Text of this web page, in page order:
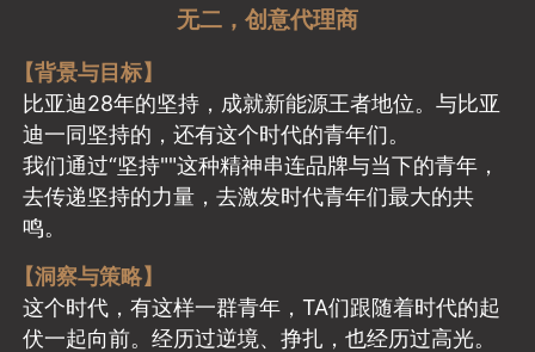
无二，创意代理商
【背景与目标】
比亚迪28年的坚持，成就新能源王者地位。与比亚
迪一同坚持的，还有这个时代的青年们。
我们通过“坚持""这种精神串连品牌与当下的青年，
去传递坚持的力量，去激发时代青年们最大的共
鸣。
【洞察与策略】
这个时代，有这样一群青年，TA们跟随着时代的起
伏一起向前。经历过逆境、挣扎，也经历过高光。